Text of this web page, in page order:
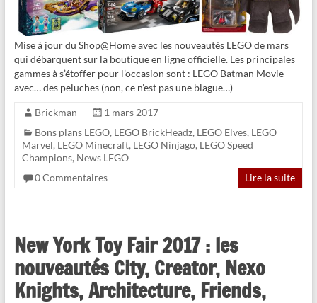
Mise à jour du Shop@Home avec les nouveautés LEGO de mars
qui débarquent sur la boutique en ligne officielle. Les principales
gammes à s’étoffer pour l’occasion sont : LEGO Batman Movie
avec… des peluches (non, ce n’est pas une blague…)
Brickman
1 mars 2017
Bons plans LEGO, LEGO BrickHeadz, LEGO Elves, LEGO
Marvel, LEGO Minecraft, LEGO Ninjago, LEGO Speed
Champions, News LEGO
0 Commentaires
Lire la suite
New York Toy Fair 2017 : les
nouveautés City, Creator, Nexo
Knights, Architecture, Friends,